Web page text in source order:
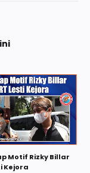
Motif Rizky Billar
Kejora